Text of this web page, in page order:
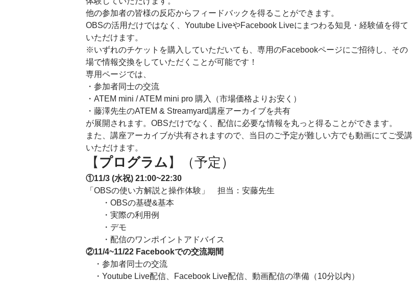
他の参加者の皆様の反応からフィードバックを得ることができます。
OBSの活用だけではなく、Youtube LiveやFacebook Liveにまつわる知見・経験値を得て
いただけます。
※いずれのチケットを購入していただいても、専用のFacebookページにご招待し、その
場で情報交換をしていただくことが可能です！
専用ページでは、
・参加者同士の交流
・ATEM mini / ATEM mini pro 購入（市場価格よりお安く）
・藤澤先生のATEM & Streamyard講座アーカイブを共有
が展開されます。OBSだけでなく、配信に必要な情報を丸っと得ることができます。
また、講座アーカイブが共有されますので、当日のご予定が難しい方でも動画にてご受講
いただけます。
【 プログラム】（予定）
①11/3 (水祝) 21:00~22:30
「OBSの使い方解説と操作体験」　担当：安藤先生
・OBSの基礎&基本
・実際の利用例
・デモ
・配信のワンポイントアドバイス
②11/4~11/22 Facebookでの交流期間
・参加者同士の交流
・Youtube Live配信、Facebook Live配信、動画配信の準備（10分以内）